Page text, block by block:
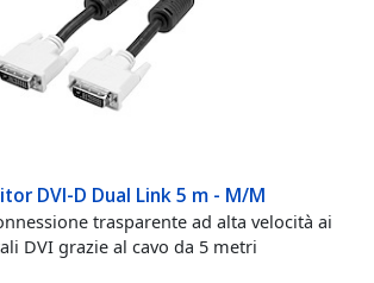
DVI-D Dual Link 5 m - M/M
trasparente ad alta velocità ai
DVI grazie al cavo da 5 metri